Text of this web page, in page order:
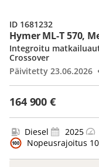
Hymer ML-T 570,
164 900 €
Integroitu
Crossover
Päivitetty 23.06.2026
ID 1681232
Diesel 2025
Nopeusrajoitus